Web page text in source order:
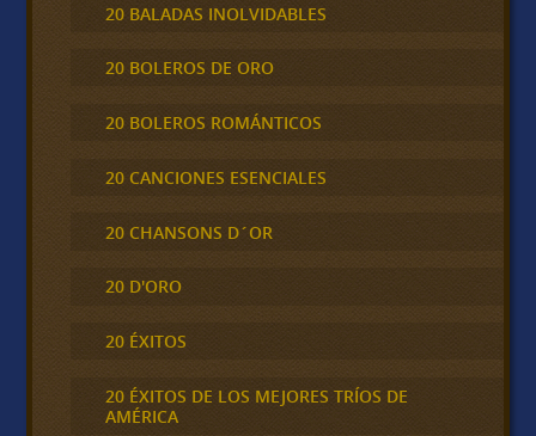
20 BALADAS INOLVIDABLES
20 BOLEROS DE ORO
20 BOLEROS ROMÁNTICOS
20 CANCIONES ESENCIALES
20 CHANSONS D´OR
20 D'ORO
20 ÉXITOS
20 ÉXITOS DE LOS MEJORES TRÍOS DE
AMÉRICA